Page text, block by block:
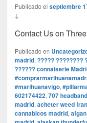
Publicado el septiembre
↓
Contact Us on
Publicado en
madrid, ????? ????????
?????? connaiserie
#marihuanavigo,
602174422, 707 headband
madrid, acheter weed
cannabicos madrid,